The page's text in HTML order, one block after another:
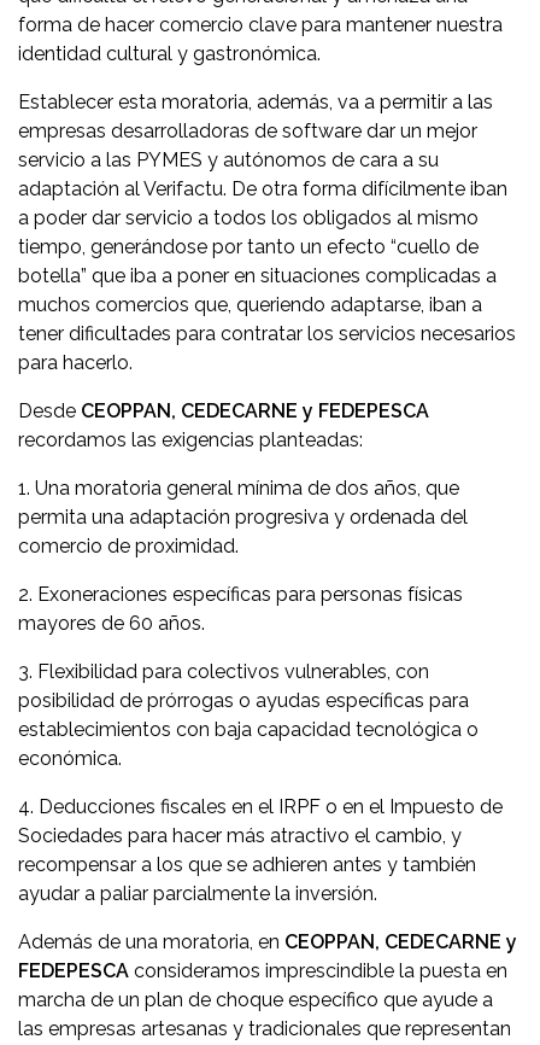
forma de hacer comercio clave para mantener nuestra
identidad cultural y gastronómica.
Establecer esta moratoria, además, va a permitir a las
empresas desarrolladoras de software dar un mejor
servicio a las PYMES y autónomos de cara a su
adaptación al Verifactu. De otra forma difícilmente iban
a poder dar servicio a todos los obligados al mismo
tiempo, generándose por tanto un efecto “cuello de
botella” que iba a poner en situaciones complicadas a
muchos comercios que, queriendo adaptarse, iban a
tener dificultades para contratar los servicios necesarios
para hacerlo.
Desde CEOPPAN, CEDECARNE y FEDEPESCA
recordamos las exigencias planteadas:
1. Una moratoria general mínima de dos años, que
permita una adaptación progresiva y ordenada del
comercio de proximidad.
2. Exoneraciones específicas para personas físicas
mayores de 60 años.
3. Flexibilidad para colectivos vulnerables, con
posibilidad de prórrogas o ayudas específicas para
establecimientos con baja capacidad tecnológica o
económica.
4. Deducciones fiscales en el IRPF o en el Impuesto de
Sociedades para hacer más atractivo el cambio, y
recompensar a los que se adhieren antes y también
ayudar a paliar parcialmente la inversión.
Además de una moratoria, en CEOPPAN, CEDECARNE y
FEDEPESCA consideramos imprescindible la puesta en
marcha de un plan de choque específico que ayude a
las empresas artesanas y tradicionales que representan